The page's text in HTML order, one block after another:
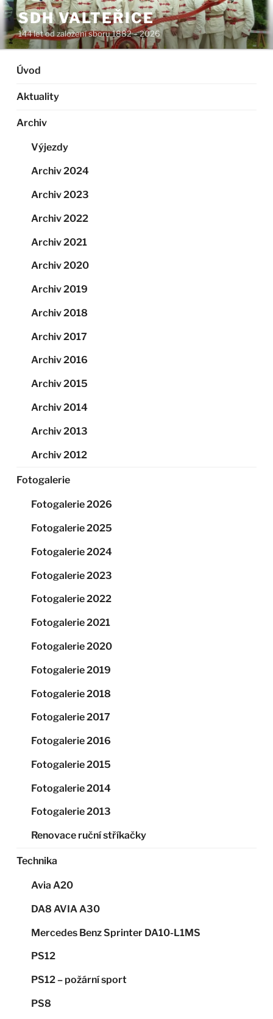
Přejít
obsahu
webu
SDH VALTEŘICE
144 let od založení sboru 1882 – 2026
Úvod
Aktuality
Archiv
Výjezdy
Archiv 2024
Archiv 2023
Archiv 2022
Archiv 2021
Archiv 2020
Archiv 2019
Archiv 2018
Archiv 2017
Archiv 2016
Archiv 2015
Archiv 2014
Archiv 2013
Archiv 2012
Fotogalerie
Fotogalerie 2026
Fotogalerie 2025
Fotogalerie 2024
Fotogalerie 2023
Fotogalerie 2022
Fotogalerie 2021
Fotogalerie 2020
Fotogalerie 2019
Fotogalerie 2018
Fotogalerie 2017
Fotogalerie 2016
Fotogalerie 2015
Fotogalerie 2014
Fotogalerie 2013
Renovace ruční stříkačky
Technika
Avia A20
DA8 AVIA A30
Mercedes Benz Sprinter DA10-L1MS
PS12
PS12 – požární sport
PS8